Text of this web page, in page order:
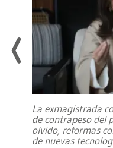
La exmagistrada
de contrapeso del
olvido, reformas
de nuevas